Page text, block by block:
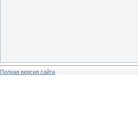
Полная версия сайта